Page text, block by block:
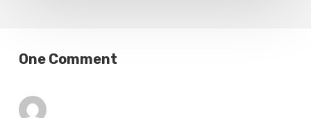
One Comment